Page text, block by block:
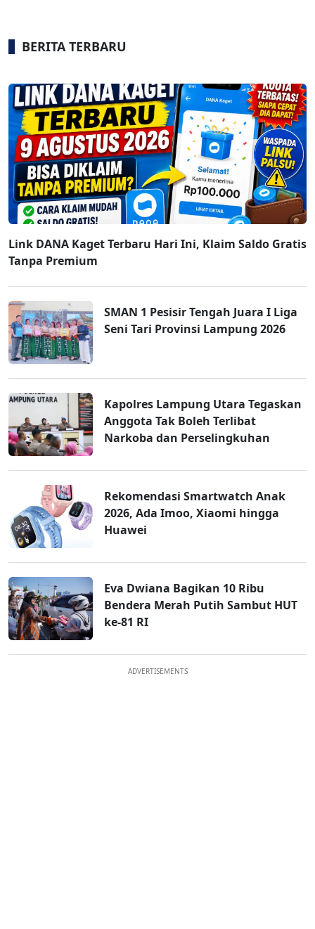
BERITA TERBARU
Link DANA Kaget Terbaru Hari Ini, Klaim Saldo Gratis
Tanpa Premium
SMAN 1 Pesisir Tengah Juara I Liga
Seni Tari Provinsi Lampung 2026
Kapolres Lampung Utara Tegaskan
Anggota Tak Boleh Terlibat
Narkoba dan Perselingkuhan
Rekomendasi Smartwatch Anak
2026, Ada Imoo, Xiaomi hingga
Huawei
Eva Dwiana Bagikan 10 Ribu
Bendera Merah Putih Sambut HUT
ke-81 RI
ADVERTISEMENTS